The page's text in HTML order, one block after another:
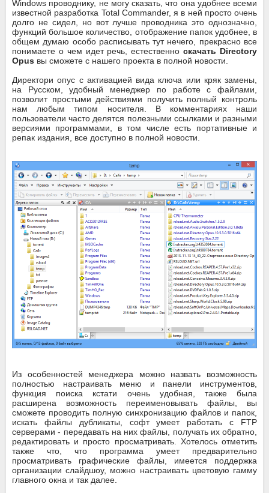
Windows проводнику, не могу сказать, что она удобнее всеми
известной разработка Total Commander, я в ней просто очень
долго не сидел, но вот лучше проводника это однозначно,
функций большое количество, отображение папок удобнее, в
общем думаю особо расписывать тут нечего, прекрасно все
понимаете о чем идет речь, естественноскачать Directory
Opus вы сможете с нашего проекта в полной новости.
Директори опус с активацией вида ключа или кряк замены,
на Русском, удобный менеджер по работе с файлами,
позволит простыми действиями получить полный контроль
нам любым типом носителя. В комментариях наши
пользователи часто делятся полезными ссылками и разными
версиями программами, в том числе есть портативные и
репак издания, все доступно в полной новости.
Из особенностей менеджера можно назвать возможность
полностью настраивать меню и панели инструментов,
функция поиска кстати очень удобная, также была
расширена возможность переименовывать файлы, вы
сможете проводить полную синхронизацию файлов и папок,
искать файлы дубликаты, софт умеет работать с FTP
серверами - передавать на них файлы, получать их обратно,
редактировать и просто просматривать. Хотелось отметить
также что, что программа умеет предварительно
просматривать графические файлы, имеется поддержка
организации слайдшоу, можно настраивать цветовую гамму
главного окна и так далее.